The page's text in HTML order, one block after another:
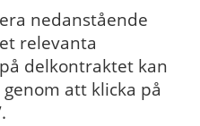
nedanstående
relevanta
delkontraktet kan
att klicka på